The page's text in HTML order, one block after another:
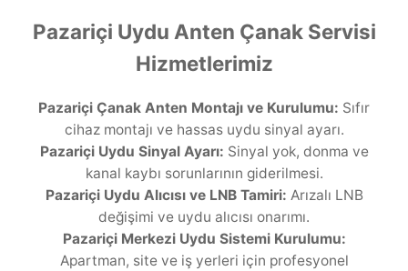
Pazariçi Uydu Anten Çanak Servisi
Hizmetlerimiz
Pazariçi Çanak Anten Montajı ve Kurulumu: Sıfır
cihaz montajı ve hassas uydu sinyal ayarı.
Pazariçi Uydu Sinyal Ayarı: Sinyal yok, donma ve
kanal kaybı sorunlarının giderilmesi.
Pazariçi Uydu Alıcısı ve LNB Tamiri: Arızalı LNB
değişimi ve uydu alıcısı onarımı.
Pazariçi Merkezi Uydu Sistemi Kurulumu:
Apartman, site ve iş yerleri için profesyonel